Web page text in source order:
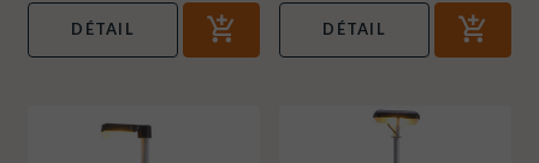
DÉTAIL DÉTAIL